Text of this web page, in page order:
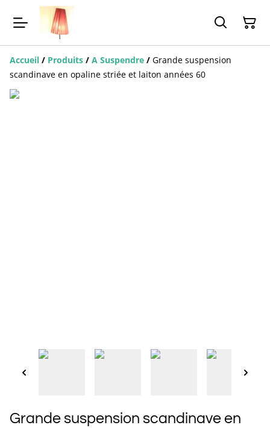
Accueil / Produits / A Suspendre / Grande suspension
scandinave en opaline striée et laiton années 60
Grande suspension scandinave en